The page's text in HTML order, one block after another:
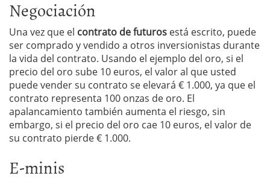
Negociación
Una vez que el contrato de futuros está escrito, puede
ser comprado y vendido a otros inversionistas durante
la vida del contrato. Usando el ejemplo del oro, si el
precio del oro sube 10 euros, el valor al que usted
puede vender su contrato se elevará € 1.000, ya que el
contrato representa 100 onzas de oro. El
apalancamiento también aumenta el riesgo, sin
embargo, si el precio del oro cae 10 euros, el valor de
su contrato pierde € 1.000.
E-minis